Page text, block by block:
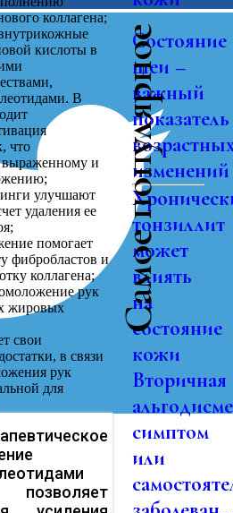
коллагена;
кислоты в
В
что
выраженному и
улучшают
удаления ее
помогает
фибробластов и
коллагена;
рук
жировых
свои
в связи
рук
для
Самое популярное
Состояние
шеи –
важный
показатель
изменений
тонзиллит
может
влиять
на
состояние
кожи
Вторичная
симптом
или